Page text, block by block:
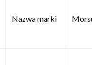
Nazwa marki